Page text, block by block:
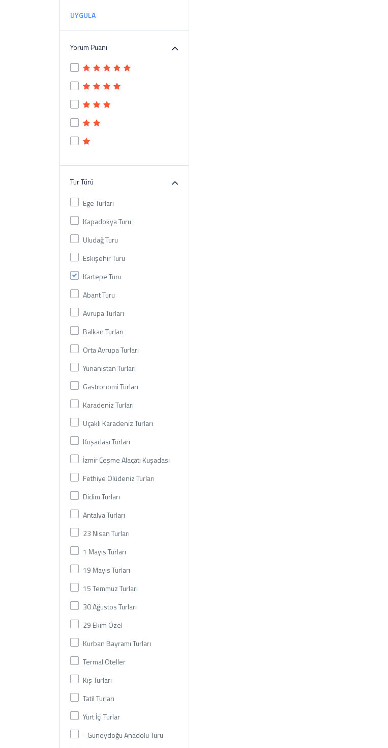
UYGULA
Yorum Puanı
Tur Türü
Ege Turları
Kapadokya Turu
Uludağ Turu
Eskişehir Turu
Kartepe Turu
Abant Turu
Avrupa Turları
Balkan Turları
Orta Avrupa Turları
Yunanistan Turları
Gastronomi Turları
Karadeniz Turları
Uçaklı Karadeniz Turları
Kuşadası Turları
İzmir Çeşme Alaçatı Kuşadası
Fethiye Ölüdeniz Turları
Didim Turları
Antalya Turları
23 Nisan Turları
1 Mayıs Turları
19 Mayıs Turları
15 Temmuz Turları
30 Ağustos Turları
29 Ekim Özel
Kurban Bayramı Turları
Termal Oteller
Kış Turları
Tatil Turları
Yurt İçi Turlar
- Güneydoğu Anadolu Turu